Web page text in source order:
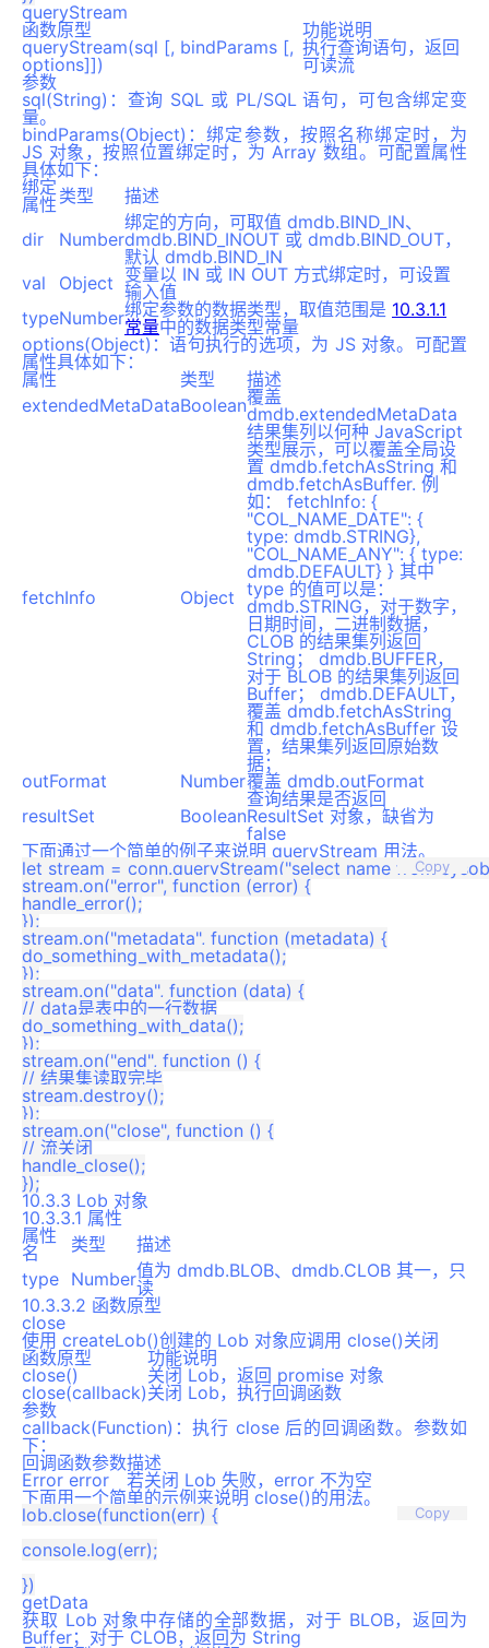
queryStream
函数原型
功能说明
queryStream(sql [, bindParams [,
options]])
执行查询语句，返回
可读流
参数
sql(String)：查询 SQL 或 PL/SQL 语句，可包含绑定变
量。
bindParams(Object)：绑定参数，按照名称绑定时，为
JS 对象，按照位置绑定时，为 Array 数组。可配置属性
具体如下：
绑定
属性 类型
描述
dir
Number
绑定的方向，可取值 dmdb.BIND_IN、
dmdb.BIND_INOUT 或 dmdb.BIND_OUT，
默认 dmdb.BIND_IN
val
Object 变量以 IN 或 IN OUT 方式绑定时，可设置
输入值
typeNumber绑定参数的数据类型，取值范围是 10.3.1.1
常量中的数据类型常量
options(Object)：语句执行的选项，为 JS 对象。可配置
属性具体如下：
属性
类型
描述
extendedMetaDataBoolean覆盖
dmdb.extendedMetaData
fetchInfo Object
结果集列以何种 JavaScript
类型展示，可以覆盖全局设
置 dmdb.fetchAsString 和
dmdb.fetchAsBuffer. 例
如： fetchInfo: {
"COL_NAME_DATE": {
type: dmdb.STRING},
"COL_NAME_ANY": { type:
dmdb.DEFAULT} } 其中
type 的值可以是：
dmdb.STRING，对于数字，
日期时间，二进制数据，
CLOB 的结果集列返回
String； dmdb.BUFFER，
对于 BLOB 的结果集列返回
Buffer； dmdb.DEFAULT，
覆盖 dmdb.fetchAsString
和 dmdb.fetchAsBuffer 设
置，结果集列返回原始数
据；
outFormat
Number覆盖 dmdb.outFormat
resultSet
Boolean
查询结果是否返回
ResultSet 对象，缺省为
false
下面通过一个简单的例子来说明 queryStream 用法。
Copy
let stream = conn.queryStream("select name from
stream.on("error", function (error) {
handle_error();
});
stream.on("metadata", function (metadata) {
do_something_with_metadata();
});
stream.on("data", function (data) {
// data是表中的一行数据
do_something_with_data();
});
stream.on("end", function () {
// 结果集读取完毕
stream.destroy();
});
stream.on("close", function () {
// 流关闭
handle_close();
10.3.3 Lob 对象
10.3.3.1 属性
属性
名
类型
描述
type Number值为 dmdb.BLOB、dmdb.CLOB 其一，只
读
10.3.3.2 函数原型
close
使用 createLob()创建的 Lob 对象应调用 close()关闭
函数原型
功能说明
close()
关闭 Lob，返回 promise 对象
close(callback)关闭 Lob，执行回调函数
参数
callback(Function)：执行 close 后的回调函数。参数如
下：
回调函数参数描述
Error error
若关闭 Lob 失败，error 不为空
下面用一个简单的示例来说明 close()的用法。
Copy
lob.close(function(err) {
console.log(err);
getData
获取 Lob 对象中存储的全部数据，对于 BLOB，返回为
Buffer；对于 CLOB，返回为 String